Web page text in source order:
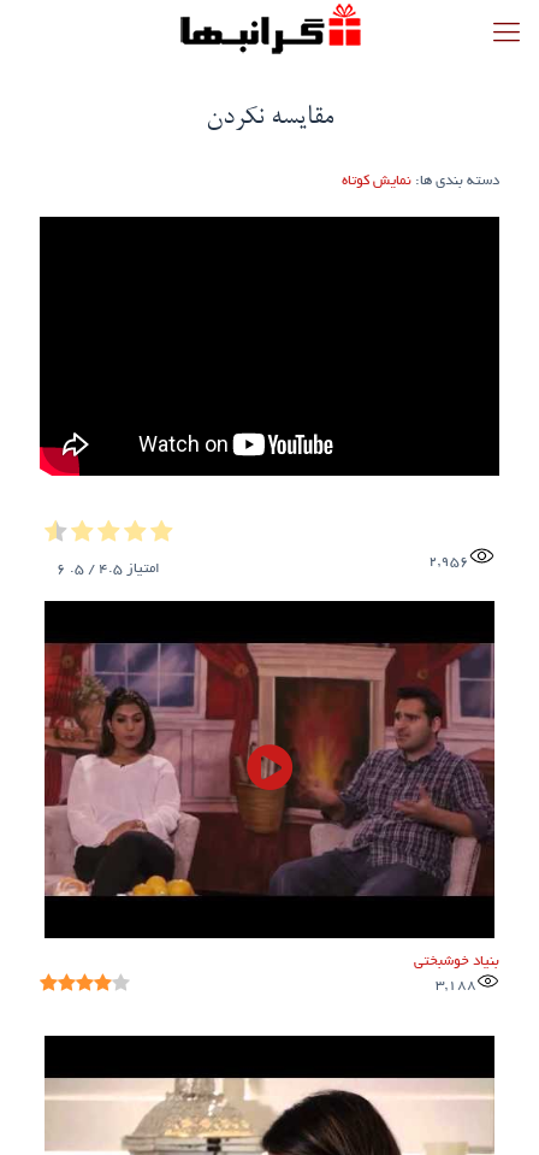
مقایسه نکردن
دسته بندی ها: نمایش کوتاه
2,956 امتیاز 4.5
/ 5.
6
بنیاد خوشبختی‌
3,188